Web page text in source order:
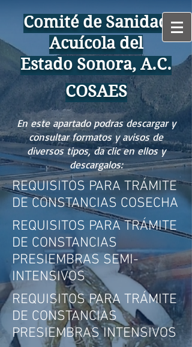
Comité de Sanidad
Acuícola del
Estado Sonora, A.C.
COSAES
En este apartado podras descargar y
consultar formatos y avisos de
diversos tipos, da clic en ellos y
descargalos:
REQUISITOS PARA TRÁMITE
DE CONSTANCIAS COSECHA
REQUISITOS PARA TRÁMITE
DE CONSTANCIAS
PRESIEMBRAS SEMI-
INTENSIVOS
REQUISITOS PARA TRÁMITE
DE CONSTANCIAS
PRESIEMBRAS INTENSIVOS